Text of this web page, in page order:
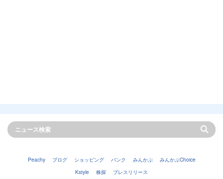
Peachy ブログ ショッピング バンク みんかぶ
みんかぶChoice
Kstyle
株探 プレスリリース